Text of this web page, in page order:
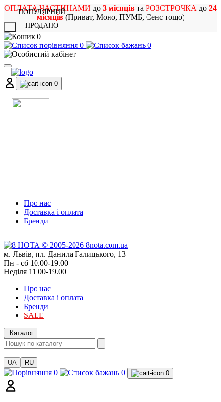
ОПЛАТА ЧАСТИНАМИ до 3 місяців та РОЗСТРОЧКА до 24
місяців(Приват, Моно, ПУМБ, Сенс тощо)
0
0
0
0
Про нас
Доставка і оплата
Бренди
м. Львів, пл. Данила Галицького, 13
Пн - сб 10.00-19.00
Неділя 11.00-19.00
Про нас
Доставка і оплата
Бренди
SALE
Каталог
UA RU
0 0 0
ПОПУЛЯРНИЙ
ПРОДАНО